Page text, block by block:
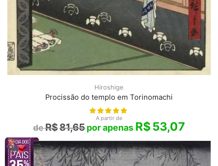
Hiroshige
Procissão do templo em Torinomachi
A partir de
R$81,65 R$53,07